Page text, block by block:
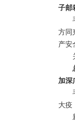
子邮
方同
产安
加深
大疫